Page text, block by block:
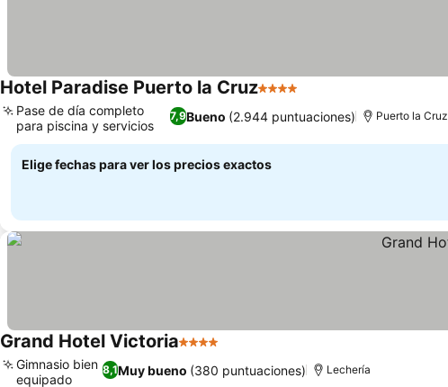
Hotel Paradise Puerto la Cruz4 Estrellas
7,9Bueno (2.944 puntuaciones)
Pase de día completo
para piscina y servicios
Puerto la Cruz
Elige fechas para ver los precios exactos
Grand Hotel Victoria4 Estrellas
8,1Muy bueno (380 puntuaciones)
Gimnasio bien
equipado
Lechería